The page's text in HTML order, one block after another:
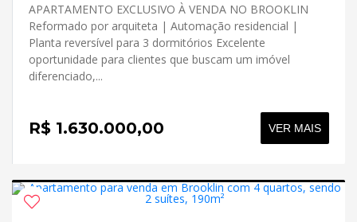
APARTAMENTO EXCLUSIVO À VENDA NO BROOKLIN
Reformado por arquiteta | Automação residencial |
Planta reversível para 3 dormitórios Excelente
oportunidade para clientes que buscam um imóvel
diferenciado,...
R$ 1.630.000,00 VER MAIS